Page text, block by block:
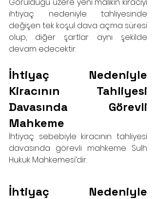
ihtiyaç nedeniyle tahliyesinde
değişen tek koşul dava açma süresi
olup, diğer şartlar aynı şekilde
devam edecektir.
İhtiyaç Nedeniyle
Kiracının Tahliyesi
Davasında Görevli
Mahkeme
İhtiyaç sebebiyle kiracının tahliyesi
davasında görevli mahkeme Sulh
Hukuk Mahkemesi’dir.
İhtiyaç Nedeniyle